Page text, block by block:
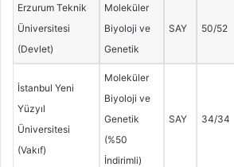
Erzurum Teknik
Üniversitesi
(Devlet)
Moleküler
Biyoloji ve
Genetik
SAY 50/52
İstanbul Yeni
Yüzyıl
Üniversitesi
(Vakıf)
Moleküler
Biyoloji ve
Genetik
(%50
İndirimli)
SAY 34/34